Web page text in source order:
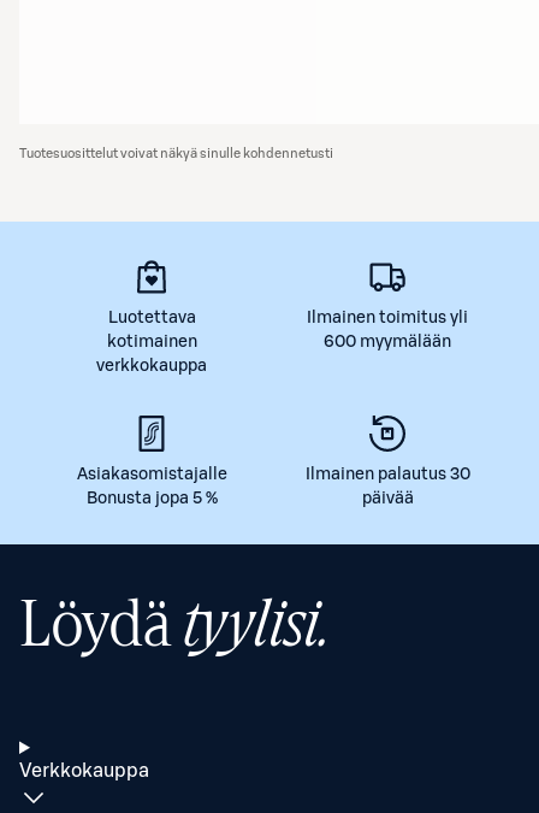
Tuotesuosittelut voivat näkyä sinulle kohdennetusti
Luotettava
kotimainen
verkkokauppa
Ilmainen toimitus yli
600 myymälään
Asiakasomistajalle
Bonusta jopa 5 %
Ilmainen palautus 30
päivää
Löydätyylisi.
Verkkokauppa